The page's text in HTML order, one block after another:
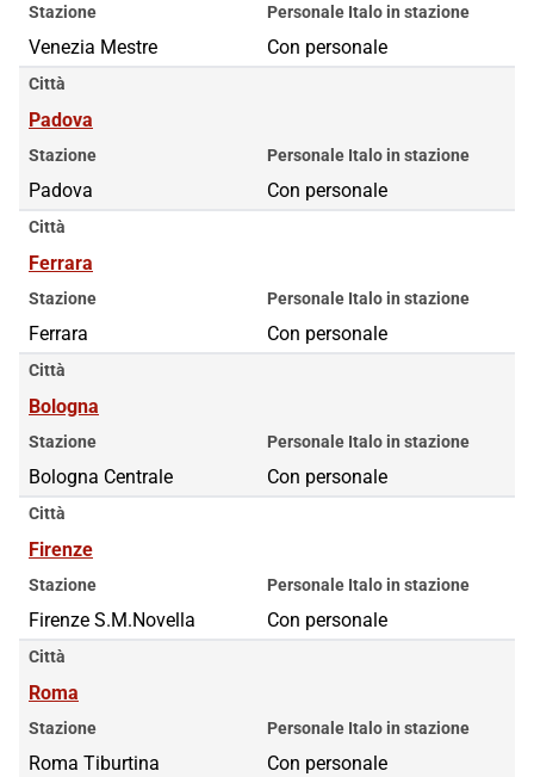
Stazione
Venezia Mestre
Personale Italo in stazione
Con personale
Città
Padova
Stazione
Padova
Personale Italo in stazione
Con personale
Città
Ferrara
Stazione
Ferrara
Personale Italo in stazione
Con personale
Città
Bologna
Stazione
Bologna Centrale
Personale Italo in stazione
Con personale
Città
Firenze
Stazione
Firenze S.M.Novella
Personale Italo in stazione
Con personale
Città
Roma
Stazione
Roma Tiburtina
Personale Italo in stazione
Roma Tiburtina
Con personale